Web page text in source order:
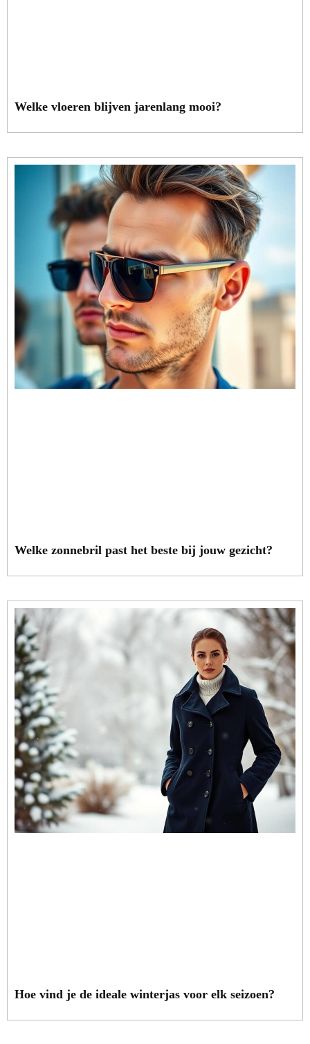
Welke vloeren blijven jarenlang mooi?
Welke zonnebril past het beste bij jouw gezicht?
Hoe vind je de ideale winterjas voor elk seizoen?